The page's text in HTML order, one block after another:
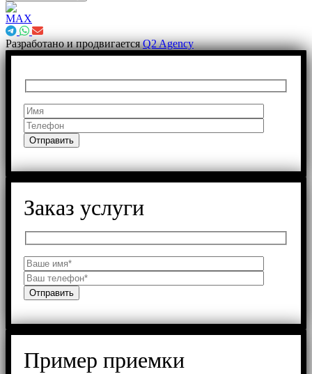
Разработано и продвигаетсяQ2 Agency
Заказ услуги
Пример приемки